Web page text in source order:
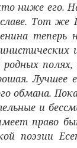
ниже его.
Тот
теперь
полях,
Лучшее
обмана.
и
право
поэзии